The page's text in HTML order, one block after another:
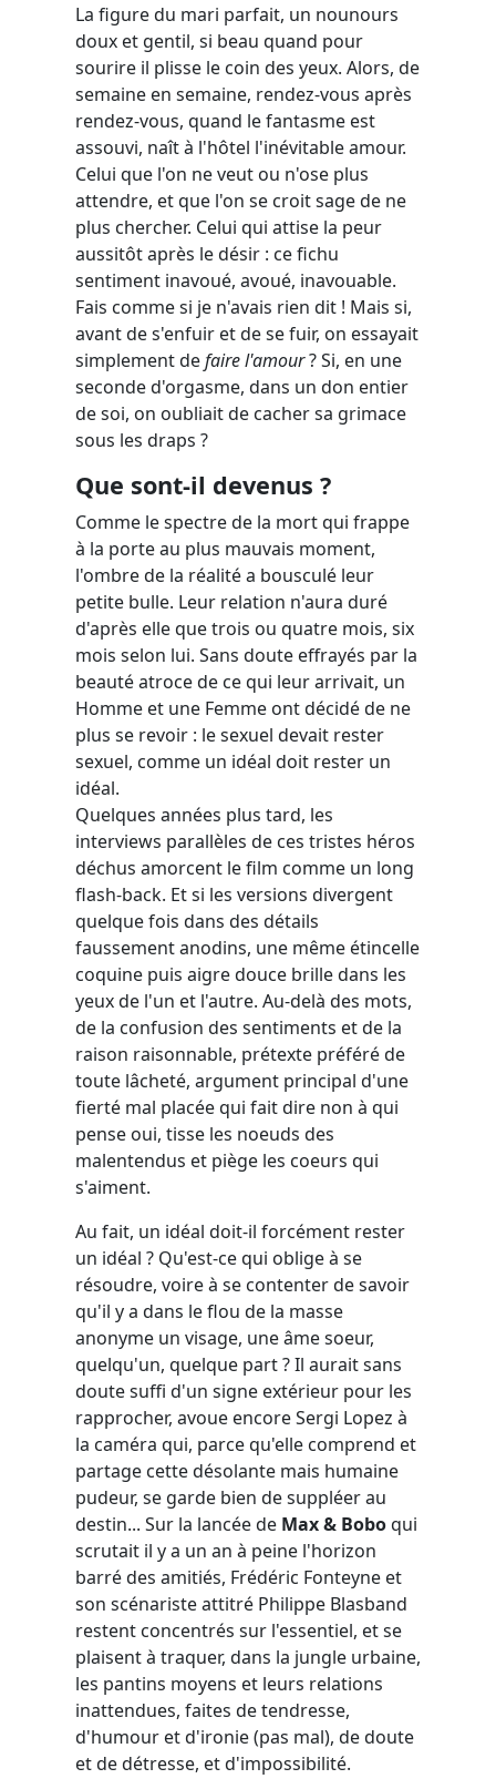
La figure du mari parfait, un nounours
doux et gentil, si beau quand pour
sourire il plisse le coin des yeux. Alors, de
semaine en semaine, rendez-vous après
rendez-vous, quand le fantasme est
assouvi, naît à l'hôtel l'inévitable amour.
Celui que l'on ne veut ou n'ose plus
attendre, et que l'on se croit sage de ne
plus chercher. Celui qui attise la peur
aussitôt après le désir : ce fichu
sentiment inavoué, avoué, inavouable.
Fais comme si je n'avais rien dit ! Mais si,
avant de s'enfuir et de se fuir, on essayait
simplement defaire l'amour? Si, en une
seconde d'orgasme, dans un don entier
de soi, on oubliait de cacher sa grimace
sous les draps ?
Que sont-il devenus ?
Comme le spectre de la mort qui frappe
à la porte au plus mauvais moment,
l'ombre de la réalité a bousculé leur
petite bulle. Leur relation n'aura duré
d'après elle que trois ou quatre mois, six
mois selon lui. Sans doute effrayés par la
beauté atroce de ce qui leur arrivait, un
Homme et une Femme ont décidé de ne
plus se revoir : le sexuel devait rester
sexuel, comme un idéal doit rester un
idéal.
Quelques années plus tard, les
interviews parallèles de ces tristes héros
déchus amorcent le film comme un long
flash-back. Et si les versions divergent
quelque fois dans des détails
faussement anodins, une même étincelle
coquine puis aigre douce brille dans les
yeux de l'un et l'autre. Au-delà des mots,
de la confusion des sentiments et de la
raison raisonnable, prétexte préféré de
toute lâcheté, argument principal d'une
fierté mal placée qui fait dire non à qui
pense oui, tisse les noeuds des
malentendus et piège les coeurs qui
s'aiment.
Au fait, un idéal doit-il forcément rester
un idéal ? Qu'est-ce qui oblige à se
résoudre, voire à se contenter de savoir
qu'il y a dans le flou de la masse
anonyme un visage, une âme soeur,
quelqu'un, quelque part ? Il aurait sans
doute suffi d'un signe extérieur pour les
rapprocher, avoue encore Sergi Lopez à
la caméra qui, parce qu'elle comprend et
partage cette désolante mais humaine
pudeur, se garde bien de suppléer au
destin... Sur la lancée de Max & Boboqui
scrutait il y a un an à peine l'horizon
barré des amitiés, Frédéric Fonteyne et
son scénariste attitré Philippe Blasband
restent concentrés sur l'essentiel, et se
plaisent à traquer, dans la jungle urbaine,
les pantins moyens et leurs relations
inattendues, faites de tendresse,
d'humour et d'ironie (pas mal), de doute
et de détresse, et d'impossibilité.